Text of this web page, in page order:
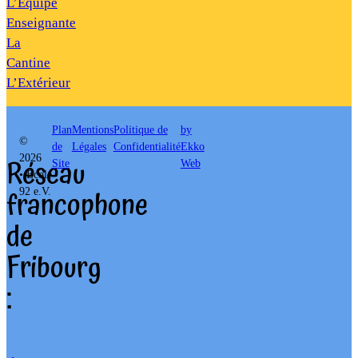
Enseignante
La
Cantine
L’Extérieur
Réseau
francophone
de
Fribourg
:
©
2026
• École
92 e.V.
Plan
de
Site
Mentions
Légales
Politique de
Confidentialité
by
Ekko
Web